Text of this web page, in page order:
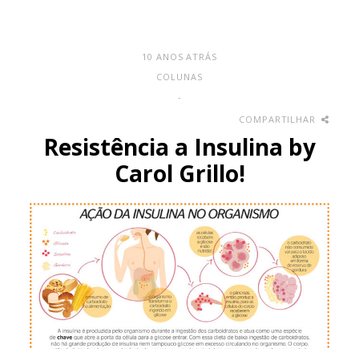
10 ANOS ATRÁS
COLUNAS
-
COMPARTILHAR
Resistência a Insulina by
Carol Grillo!